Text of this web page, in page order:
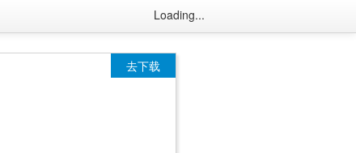
Loading...
去下载